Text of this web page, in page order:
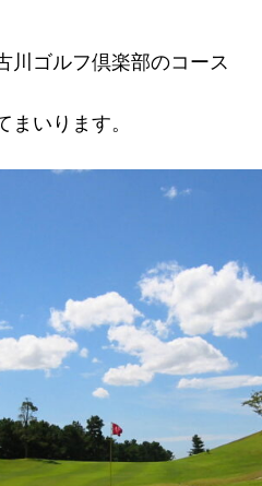
川ゴルフ倶楽部のコース
まいります。